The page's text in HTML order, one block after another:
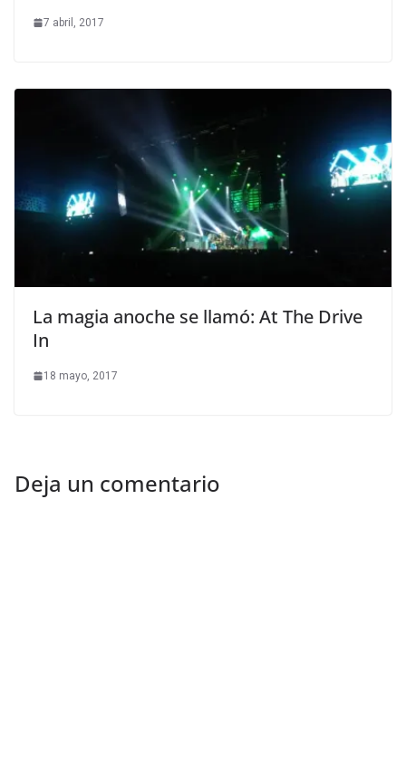
7 abril, 2017
La magia anoche se llamó: At The Drive
In
18 mayo, 2017
Deja un comentario